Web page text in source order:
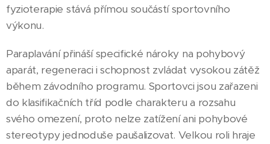
fyzioterapie stává přímou součástí sportovního
výkonu.
Paraplavání přináší specifické nároky na pohybový
aparát, regeneraci i schopnost zvládat vysokou zátěž
během závodního programu. Sportovci jsou zařazeni
do klasifikačních tříd podle charakteru a rozsahu
svého omezení, proto nelze zatížení ani pohybové
stereotypy jednoduše paušalizovat. Velkou roli hraje